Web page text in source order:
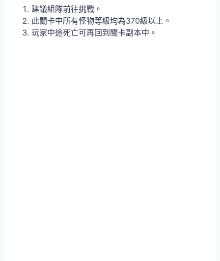
建議組隊前往挑戰。
此關卡中所有怪物等級均為370級以上。
玩家中途死亡可再回到關卡副本中。